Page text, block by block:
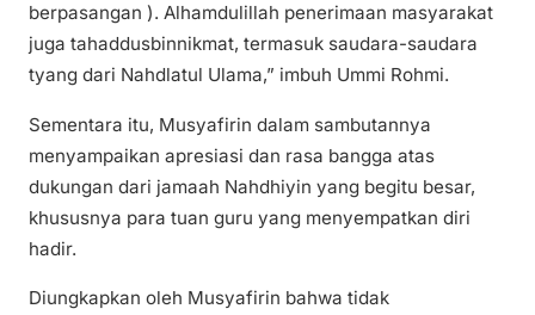
berpasangan ). Alhamdulillah penerimaan masyarakat
juga tahaddusbinnikmat, termasuk saudara-saudara
tyang dari Nahdlatul Ulama,” imbuh Ummi Rohmi.
Sementara itu, Musyafirin dalam sambutannya
menyampaikan apresiasi dan rasa bangga atas
dukungan dari jamaah Nahdhiyin yang begitu besar,
khususnya para tuan guru yang menyempatkan diri
hadir.
Diungkapkan oleh Musyafirin bahwa tidak